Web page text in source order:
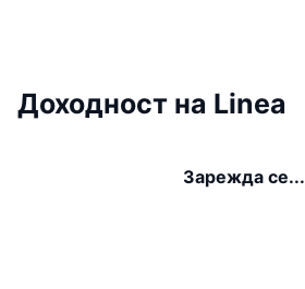
Доходност на Linea
Зарежда се...